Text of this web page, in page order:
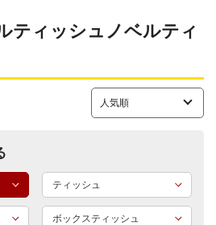
ティッシュノベルティ
ティッシュ
ボックスティッシュ